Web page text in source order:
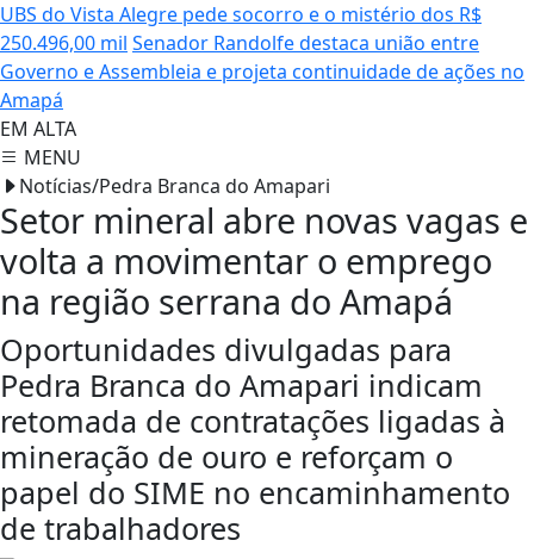
UBS do Vista Alegre pede socorro e o mistério dos R$
250.496,00 mil Senador Randolfe destaca união entre
Governo e Assembleia e projeta continuidade de ações no
Amapá
EM ALTA
MENU
Notícias/Pedra Branca do Amapari
Setor mineral abre novas vagas e
volta a movimentar o emprego
na região serrana do Amapá
Oportunidades divulgadas para
Pedra Branca do Amapari indicam
retomada de contratações ligadas à
mineração de ouro e reforçam o
papel do SIME no encaminhamento
de trabalhadores